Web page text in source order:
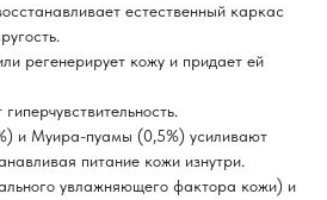
естественный каркас
регенерирует кожу и придает ей
и Муира-пуамы (0,5%) усиливают
питание кожи изнутри.
увлажняющего фактора кожи) и